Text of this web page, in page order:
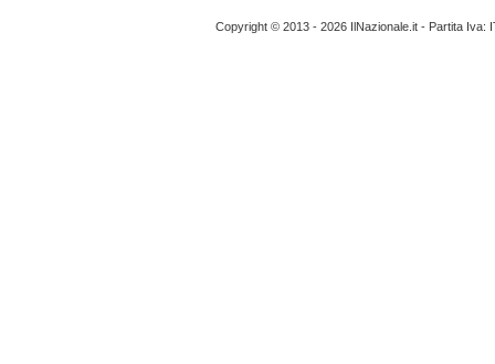
Copyright © 2013 - 2026 IlNazionale.it - Partita Iva: